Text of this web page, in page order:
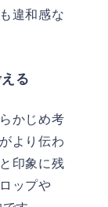
違和感な
る
かじめ考
より伝わ
印象に残
ップや